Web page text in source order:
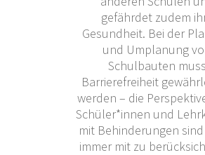
gefährdet zudem
Gesundheit. Bei der
und Umplanung
Schulbauten muss
Barrierefreiheit
werden – die
Schüler*innen und
mit Behinderungen
immer mit zu